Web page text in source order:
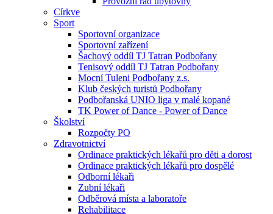
Církve
Sport
Sportovní organizace
Sportovní zařízení
Šachový oddíl TJ Tatran Podbořany
Tenisový oddíl TJ Tatran Podbořany
Mocní Tuleni Podbořany z.s.
Klub českých turistů Podbořany
Podbořanská UNIO liga v malé kopané
TK Power of Dance - Power of Dance
Školství
Rozpočty PO
Zdravotnictví
Ordinace praktických lékařů pro děti a dorost
Ordinace praktických lékařů pro dospělé
Odborní lékaři
Zubní lékaři
Odběrová místa a laboratoře
Rehabilitace